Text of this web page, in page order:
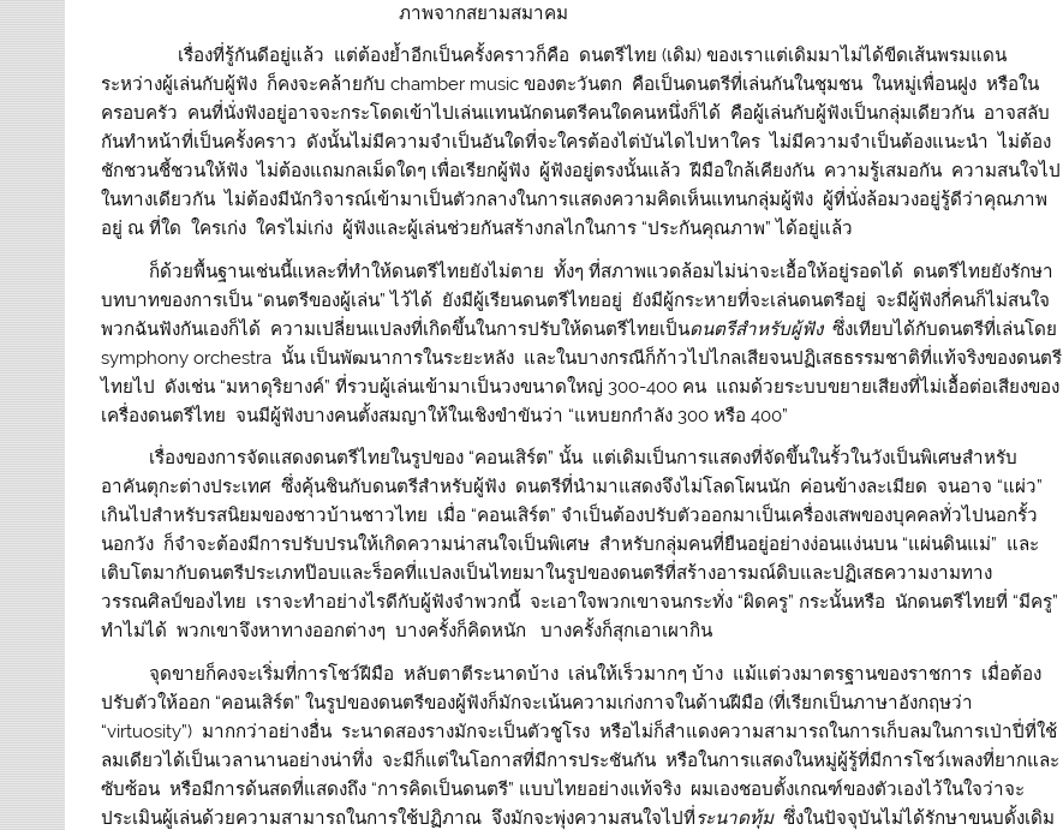
ภาพจากสยามสมาคม
เรื่องที่รู้กันดีอยู่แล้ว แต่ต้องย้ำอีกเป็นครั้งคราวก็คือ ดนตรีไทย (เดิม) ของเราแต่เดิมมาไม่ได้ขีดเส้นพรมแดน
ระหว่างผู้เล่นกับผู้ฟัง ก็คงจะคล้ายกับ chamber music ของตะวันตก คือเป็นดนตรีที่เล่นกันในชุมชน ในหมู่เพื่อนฝูง หรือใน
ครอบครัว คนที่นั่งฟังอยู่อาจจะกระโดดเข้าไปเล่นแทนนักดนตรีคนใดคนหนึ่งก็ได้ คือผู้เล่นกับผู้ฟังเป็นกลุ่มเดียวกัน อาจสลับ
กันทำหน้าที่เป็นครั้งคราว ดังนั้นไม่มีความจำเป็นอันใดที่จะใครต้องไต่บันไดไปหาใคร ไม่มีความจำเป็นต้องแนะนำ ไม่ต้อง
ชักชวนชี้ชวนให้ฟัง ไม่ต้องแถมกลเม็ดใดๆ เพื่อเรียกผู้ฟัง ผู้ฟังอยู่ตรงนั้นแล้ว ฝีมือใกล้เคียงกัน ความรู้เสมอกัน ความสนใจไป
ในทางเดียวกัน ไม่ต้องมีนักวิจารณ์เข้ามาเป็นตัวกลางในการแสดงความคิดเห็นแทนกลุ่มผู้ฟัง ผู้ที่นั่งล้อมวงอยู่รู้ดีว่าคุณภาพ
อยู่ ณ ที่ใด ใครเก่ง ใครไม่เก่ง ผู้ฟังและผู้เล่นช่วยกันสร้างกลไกในการ “ประกันคุณภาพ” ได้อยู่แล้ว
ก็ด้วยพื้นฐานเช่นนี้แหละที่ทำให้ดนตรีไทยยังไม่ตาย ทั้งๆ ที่สภาพแวดล้อมไม่น่าจะเอื้อให้อยู่รอดได้ ดนตรีไทยยังรักษา
บทบาทของการเป็น “ดนตรีของผู้เล่น” ไว้ได้ ยังมีผู้เรียนดนตรีไทยอยู่ ยังมีผู้กระหายที่จะเล่นดนตรีอยู่ จะมีผู้ฟังกี่คนก็ไม่สนใจ
พวกฉันฟังกันเองก็ได้ ความเปลี่ยนแปลงที่เกิดขึ้นในการปรับให้ดนตรีไทยเป็นดนตรีสำหรับผู้ฟังซึ่งเทียบได้กับดนตรีที่เล่นโดย
symphony orchestra นั้น เป็นพัฒนาการในระยะหลัง และในบางกรณีก็ก้าวไปไกลเสียจนปฏิเสธธรรมชาติที่แท้จริงของดนตรี
ไทยไป ดังเช่น “มหาดุริยางค์” ที่รวบผู้เล่นเข้ามาเป็นวงขนาดใหญ่ 300-400 คน แถมด้วยระบบขยายเสียงที่ไม่เอื้อต่อเสียงของ
เครื่องดนตรีไทย จนมีผู้ฟังบางคนตั้งสมญาให้ในเชิงขำขันว่า “แหบยกกำลัง 300 หรือ 400”
เรื่องของการจัดแสดงดนตรีไทยในรูปของ “คอนเสิร์ต” นั้น แต่เดิมเป็นการแสดงที่จัดขึ้นในรั้วในวังเป็นพิเศษสำหรับ
อาคันตุกะต่างประเทศ ซึ่งคุ้นชินกับดนตรีสำหรับผู้ฟัง ดนตรีที่นำมาแสดงจึงไม่โลดโผนนัก ค่อนข้างละเมียด จนอาจ “แผ่ว”
เกินไปสำหรับรสนิยมของชาวบ้านชาวไทย เมื่อ “คอนเสิร์ต” จำเป็นต้องปรับตัวออกมาเป็นเครื่องเสพของบุคคลทั่วไปนอกรั้ว
นอกวัง ก็จำจะต้องมีการปรับปรนให้เกิดความน่าสนใจเป็นพิเศษ สำหรับกลุ่มคนที่ยืนอยู่อย่างง่อนแง่นบน “แผ่นดินแม่” และ
เติบโตมากับดนตรีประเภทป๊อบและร็อคที่แปลงเป็นไทยมาในรูปของดนตรีที่สร้างอารมณ์ดิบและปฏิเสธความงามทาง
วรรณศิลป์ของไทย เราจะทำอย่างไรดีกับผู้ฟังจำพวกนี้ จะเอาใจพวกเขาจนกระทั่ง “ผิดครู” กระนั้นหรือ นักดนตรีไทยที่ “มีครู”
ทำไม่ได้ พวกเขาจึงหาทางออกต่างๆ บางครั้งก็คิดหนัก บางครั้งก็สุกเอาเผากิน
จุดขายก็คงจะเริ่มที่การโชว์ฝีมือ หลับตาตีระนาดบ้าง เล่นให้เร็วมากๆ บ้าง แม้แต่วงมาตรฐานของราชการ เมื่อต้อง
ปรับตัวให้ออก “คอนเสิร์ต” ในรูปของดนตรีของผู้ฟังก็มักจะเน้นความเก่งกาจในด้านฝีมือ (ที่เรียกเป็นภาษาอังกฤษว่า
“virtuosity”) มากกว่าอย่างอื่น ระนาดสองรางมักจะเป็นตัวชูโรง หรือไม่ก็สำแดงความสามารถในการเก็บลมในการเป่าปี่ที่ใช้
ลมเดียวได้เป็นเวลานานอย่างน่าทึ่ง จะมีก็แต่ในโอกาสที่มีการประชันกัน หรือในการแสดงในหมู่ผู้รู้ที่มีการโชว์เพลงที่ยากและ
ซับซ้อน หรือมีการด้นสดที่แสดงถึง “การคิดเป็นดนตรี” แบบไทยอย่างแท้จริง ผมเองชอบตั้งเกณฑ์ของตัวเองไว้ในใจว่าจะ
ประเมินผู้เล่นด้วยความสามารถในการใช้ปฏิภาณ จึงมักจะพุ่งความสนใจไปที่ระนาดทุ้มซึ่งในปัจจุบันไม่ได้รักษาขนบดั้งเดิม